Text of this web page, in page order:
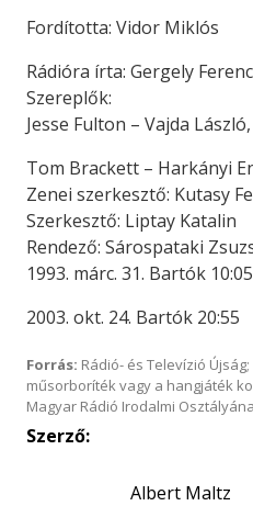
Fordította: Vidor Miklós
Rádióra írta: Gergely Ferenc
Szereplők:
Jesse Fulton – Vajda László,
Tom Brackett – Harkányi
Zenei szerkesztő: Kutasy
Szerkesztő: Liptay Katalin
Rendező: Sárospataki
1993. márc. 31. Bartók
2003. okt. 24. Bartók 20:55
Forrás: Rádió- és Televízió
műsorboríték vagy a hangjáték
Magyar Rádió Irodalmi
Szerző:
Albert Maltz